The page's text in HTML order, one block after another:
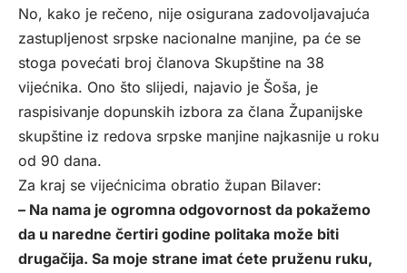
No, kako je rečeno, nije osigurana zadovoljavajuća
zastupljenost srpske nacionalne manjine, pa će se
stoga povećati broj članova Skupštine na 38
vijećnika. Ono što slijedi, najavio je Šoša, je
raspisivanje dopunskih izbora za člana Županijske
skupštine iz redova srpske manjine najkasnije u roku
od 90 dana.
Za kraj se vijećnicima obratio župan Bilaver:
– Na nama je ogromna odgovornost da pokažemo
da u naredne čertiri godine politaka može biti
drugačija. Sa moje strane imat ćete pruženu ruku,